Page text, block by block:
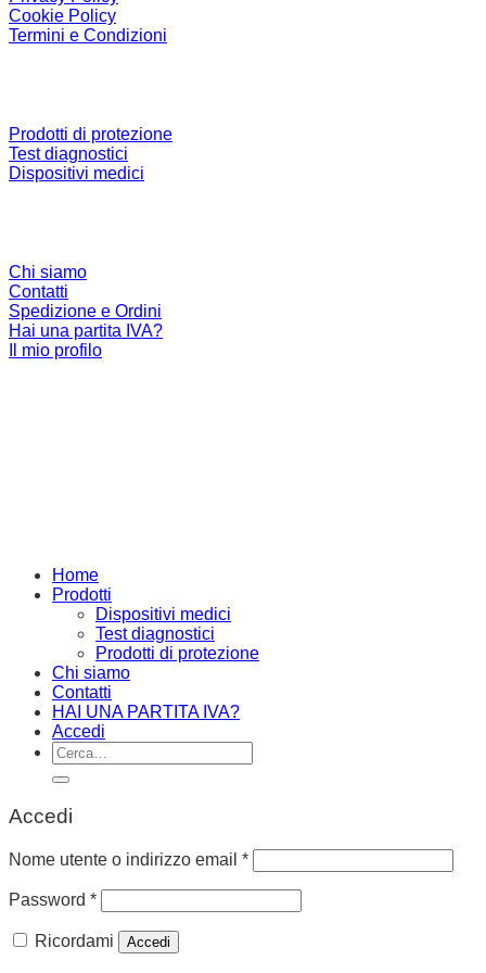
Cookie Policy
Termini e Condizioni
Prodotti di protezione
Test diagnostici
Dispositivi medici
Chi siamo
Contatti
Spedizione e Ordini
Hai una partita IVA?
Il mio profilo
Home
Prodotti
Dispositivi medici
Test diagnostici
Prodotti di protezione
Chi siamo
Contatti
HAI UNA PARTITA IVA?
Accedi
Cerca:
Accedi
Nome utente o indirizzo email *
Password *
Ricordami Accedi